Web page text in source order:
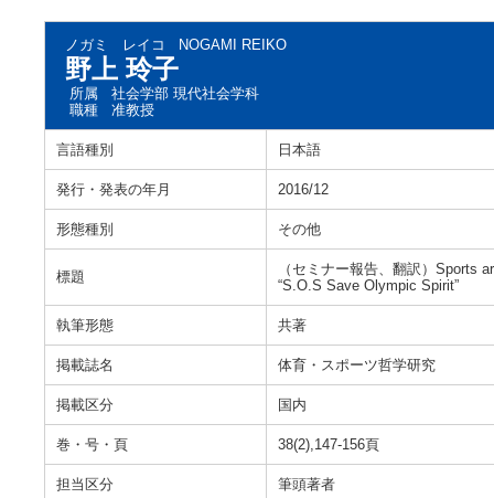
ノガミ レイコ NOGAMI REIKO
野上 玲子
所属
社会学部 現代社会学科
職種
准教授
言語種別 日本語
発行・発表の年月 2016/12
形態種別 その他
標題
（セミナー報告、翻訳）Sports
“S.O.S Save Olympic Spirit”
執筆形態 共著
掲載誌名 体育・スポーツ哲学研究
掲載区分 国内
巻・号・頁 38(2),147-156頁
担当区分 筆頭著者